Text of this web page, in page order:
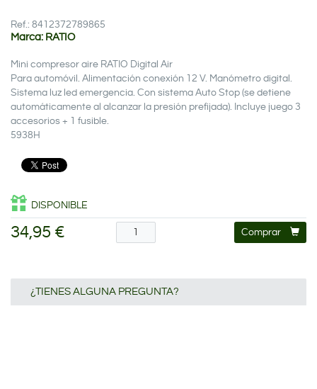
Ref.: 8412372789865
Marca: RATIO
Mini compresor aire RATIO Digital Air
Para automóvil. Alimentación conexión 12 V. Manómetro digital.
Sistema luz led emergencia. Con sistema Auto Stop (se detiene
automáticamente al alcanzar la presión prefijada). Incluye juego 3
accesorios + 1 fusible.
5938H
DISPONIBLE
34,95 € Comprar
¿TIENES ALGUNA PREGUNTA?